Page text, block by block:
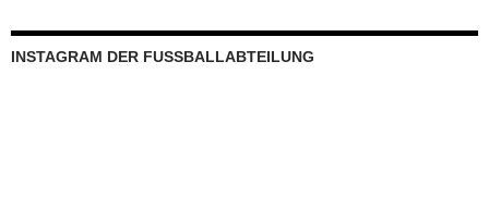
INSTAGRAM DER FUSSBALLABTEILUNG